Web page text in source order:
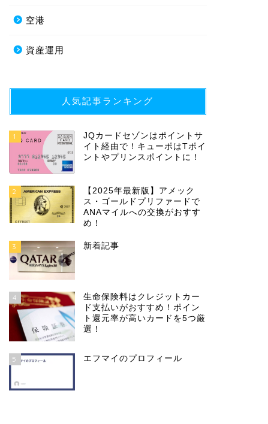
空港
資産運用
人気記事ランキング
1
JQカードセゾンはポイントサ
イト経由で！キューポはTポイ
ントやプリンスポイントに！
2
【2025年最新版】アメック
ス・ゴールドプリファードで
ANAマイルへの交換がおすす
め！
3 新着記事
4
生命保険料はクレジットカー
ド支払いがおすすめ！ポイン
ト還元率が高いカードを5つ厳
選！
5 エフマイのプロフィール